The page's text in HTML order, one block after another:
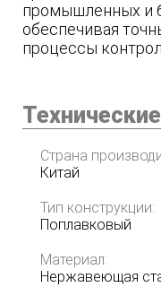
промышленных и
обеспечивая
процессы
Страна
Китай
Тип конструкции:
Поплавковый
Материал:
Нержавеющая